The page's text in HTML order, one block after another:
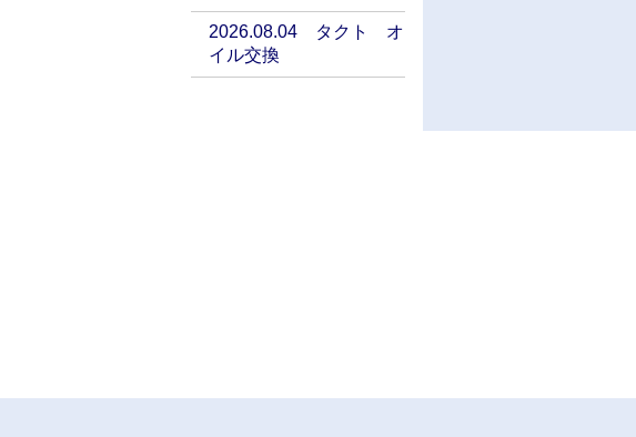
2026.08.04 タクト オ
イル交換